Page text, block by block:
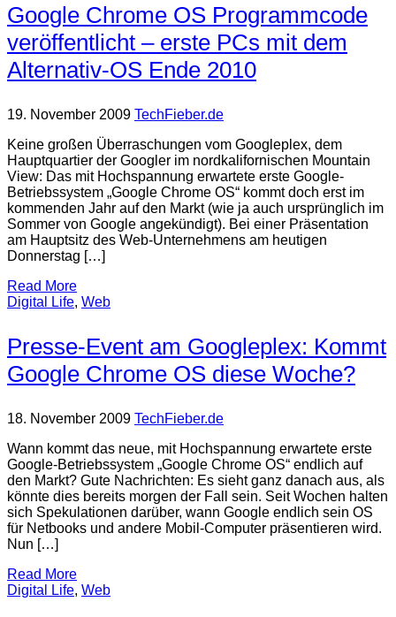
Google Chrome OS Programmcode
veröffentlicht – erste PCs mit dem
Alternativ-OS Ende 2010
19. November 2009 TechFieber.de
Keine großen Überraschungen vom Googleplex, dem
Hauptquartier der Googler im nordkalifornischen Mountain
View: Das mit Hochspannung erwartete erste Google-
Betriebssystem „Google Chrome OS“ kommt doch erst im
kommenden Jahr auf den Markt (wie ja auch ursprünglich im
Sommer von Google angekündigt). Bei einer Präsentation
am Hauptsitz des Web-Unternehmens am heutigen
Donnerstag […]
Read More
Digital Life, Web
Presse-Event am Googleplex: Kommt
Google Chrome OS diese Woche?
18. November 2009 TechFieber.de
Wann kommt das neue, mit Hochspannung erwartete erste
Google-Betriebssystem „Google Chrome OS“ endlich auf
den Markt? Gute Nachrichten: Es sieht ganz danach aus, als
könnte dies bereits morgen der Fall sein. Seit Wochen halten
sich Spekulationen darüber, wann Google endlich sein OS
für Netbooks und andere Mobil-Computer präsentieren wird.
Nun […]
Read More
Digital Life, Web